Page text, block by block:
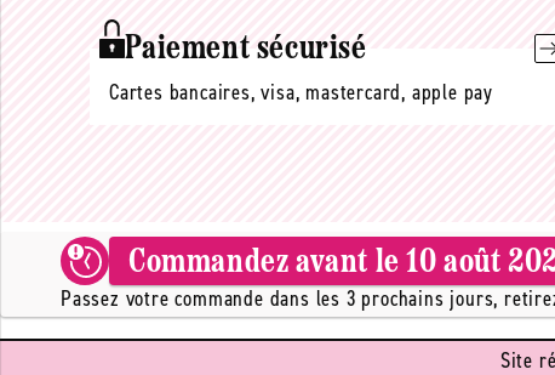
Paiement sécurisé
Cartes bancaires, visa, mastercard, apple pay
Commandez avant le10 août
Passez votre commande dans les 3 prochains jours,
Site